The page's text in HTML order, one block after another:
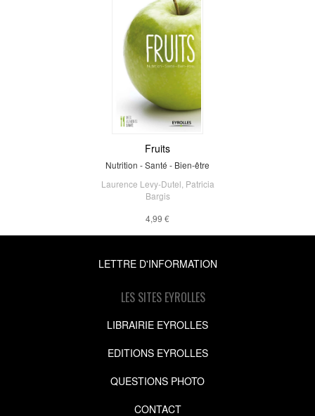
Fruits
Nutrition - Santé - Bien-être
Laurence Levy-Dutel Patricia
Bargis
4,99 €
LETTRE D'INFORMATION
LES SITES EYROLLES
LIBRAIRIE EYROLLES
EDITIONS EYROLLES
QUESTIONS PHOTO
CONTACT